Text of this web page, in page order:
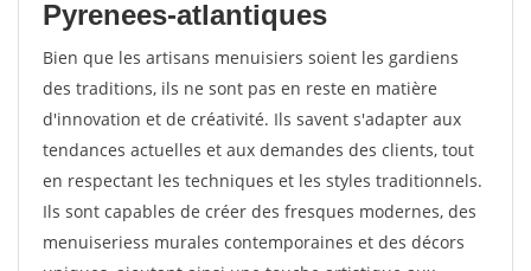
Pyrenees-atlantiques
Bien que les artisans menuisiers soient les gardiens
des traditions, ils ne sont pas en reste en matière
d'innovation et de créativité. Ils savent s'adapter aux
tendances actuelles et aux demandes des clients, tout
en respectant les techniques et les styles traditionnels.
Ils sont capables de créer des fresques modernes, des
menuiseriess murales contemporaines et des décors